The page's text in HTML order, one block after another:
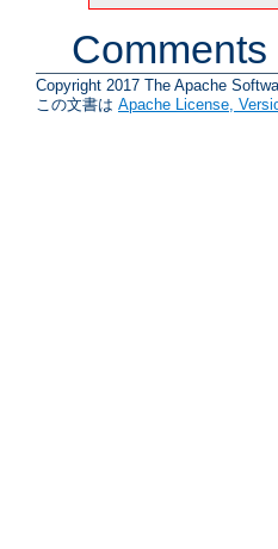
Copyright 2017 The Apache
この文書は Apache License,